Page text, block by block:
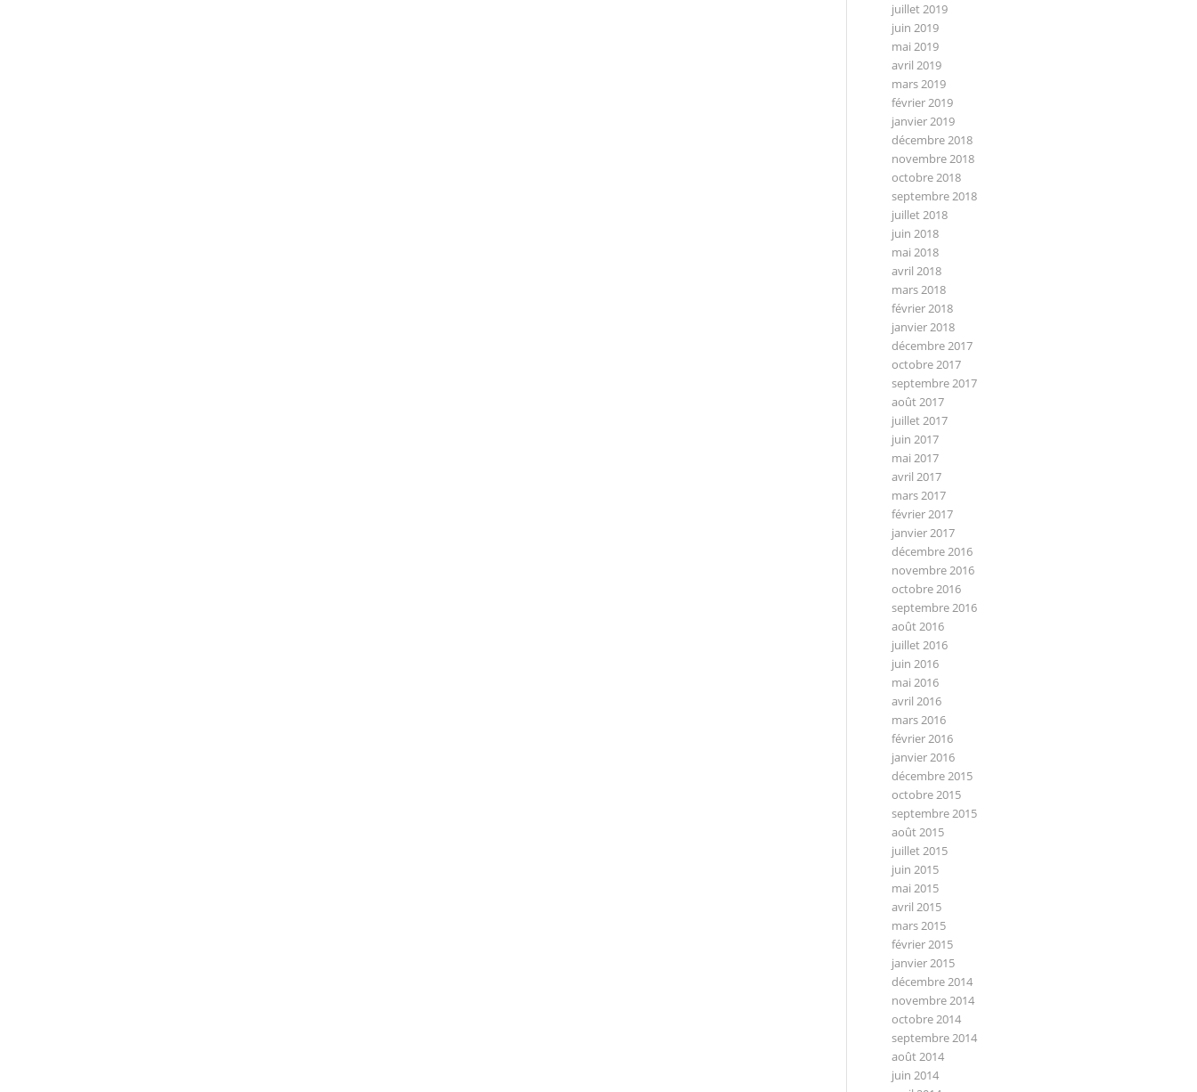
juillet 2019
juin 2019
mai 2019
avril 2019
mars 2019
février 2019
janvier 2019
décembre 2018
novembre 2018
octobre 2018
septembre 2018
juillet 2018
juin 2018
mai 2018
avril 2018
mars 2018
février 2018
janvier 2018
décembre 2017
octobre 2017
septembre 2017
août 2017
juillet 2017
juin 2017
mai 2017
avril 2017
mars 2017
février 2017
janvier 2017
décembre 2016
novembre 2016
octobre 2016
septembre 2016
août 2016
juillet 2016
juin 2016
mai 2016
avril 2016
mars 2016
février 2016
janvier 2016
décembre 2015
octobre 2015
septembre 2015
août 2015
juillet 2015
juin 2015
mai 2015
avril 2015
mars 2015
février 2015
janvier 2015
décembre 2014
novembre 2014
octobre 2014
septembre 2014
août 2014
juin 2014